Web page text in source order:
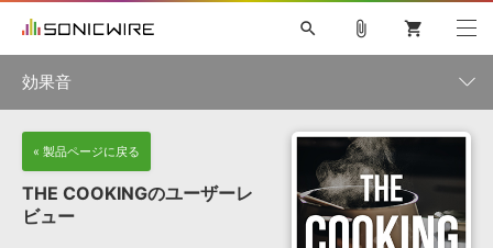
ソフト音源 »
プラグイン・エフェクト »
search
初音ミク NT 巡音ルカ V4X
MEIKO V3
KAITO V3
VOCALOID
SPITFIRE AUDIO
VIENNA
EZ DRUMMER 3 SERUM
ライセンスフリーBGM
ボーカル抜き出し
DUBSTEP
attach_file shopping_cart
効果音
製品一覧
« 製品ページに戻る
THE COOKINGのユーザーレ
ビュー